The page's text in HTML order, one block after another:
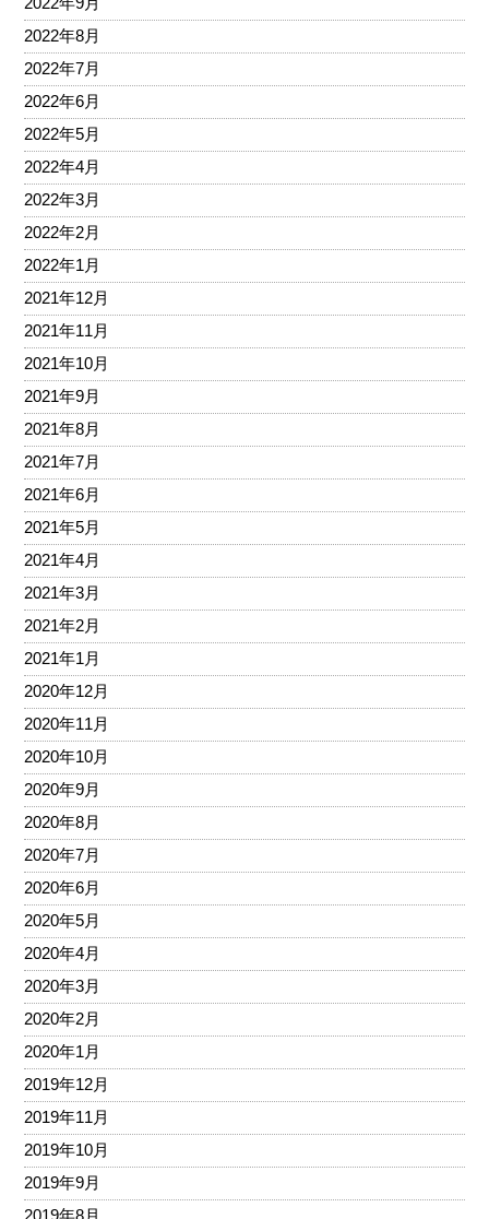
2022年8月
2022年7月
2022年6月
2022年5月
2022年4月
2022年3月
2022年2月
2022年1月
2021年12月
2021年11月
2021年10月
2021年9月
2021年8月
2021年7月
2021年6月
2021年5月
2021年4月
2021年3月
2021年2月
2021年1月
2020年12月
2020年11月
2020年10月
2020年9月
2020年8月
2020年7月
2020年6月
2020年5月
2020年4月
2020年3月
2020年2月
2020年1月
2019年12月
2019年11月
2019年10月
2019年9月
2019年8月